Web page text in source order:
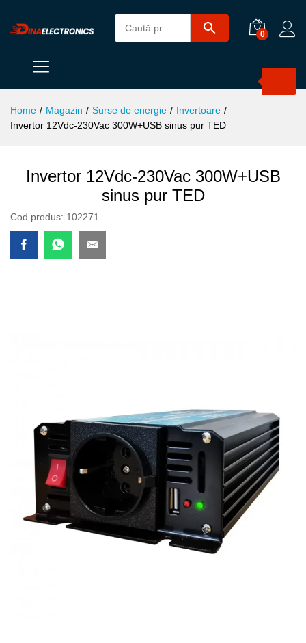
0
Home / Magazin / Surse de energie / Invertoare /
Invertor 12Vdc-230Vac 300W+USB sinus pur TED
Invertor 12Vdc-230Vac 300W+USB
sinus pur TED
Cod produs: 102271